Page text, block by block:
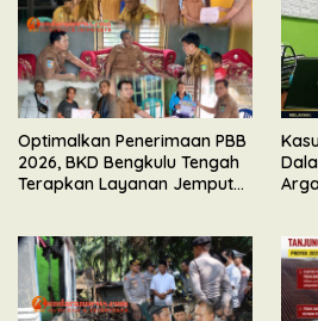
Optimalkan Penerimaan PBB
2026, BKD Bengkulu Tengah
Terapkan Layanan Jemput